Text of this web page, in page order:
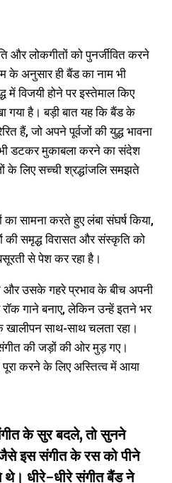
लोकगीतों को पुनर्जीवित करने
के अनुसार ही बैंड का नाम भी
में विजयी होने पर इस्तेमाल किए
गया है। बड़ी बात यह कि बैंड के
हैं, जो अपने पूर्वजों की युद्ध भावना
डटकर मुकाबला करने का संदेश
के लिए सच्ची श्रद्धांजलि समझते
का सामना करते हुए लंबा संघर्ष किया,
समृद्ध विरासत और संस्कृति को
से पेश कर रहा है।
उसके गहरे प्रभाव के बीच अपनी
गाने बनाए, लेकिन उन्हें इतने भर
खालीपन साथ-साथ चलता रहा।
की जड़ों की ओर मुड़ गए।
करने के लिए अस्तित्व में आया
के सुर बदले,तो सुनने
इस संगीत के रस को पीने
धीरे-धीरे संगीत बैंड ने